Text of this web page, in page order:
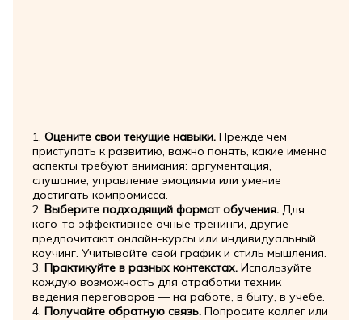
1. Оцените свои текущие навыки.Прежде чем
приступать к развитию, важно понять, какие именно
аспекты требуют внимания: аргументация,
слушание, управление эмоциями или умение
достигать компромисса.
2. Выберите подходящий формат обучения.Для
кого-то эффективнее очные тренинги, другие
предпочитают онлайн-курсы или индивидуальный
коучинг. Учитывайте свой график и стиль мышления.
3. Практикуйте в разных контекстах.Используйте
каждую возможность для отработки техник
ведения переговоров — на работе, в быту, в учебе.
4. Получайте обратную связь.Попросите коллег или